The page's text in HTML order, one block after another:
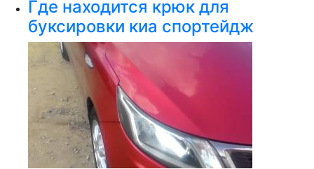
Где находится крюк для
буксировки киа спортейдж